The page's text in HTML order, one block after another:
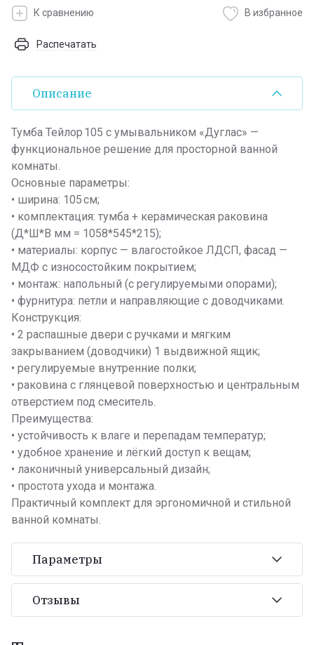
К сравнению В избранное
Распечатать
Описание
Тумба Тейлор 105 с умывальником «Дуглас» —
функциональное решение для просторной ванной
комнаты.
Основные параметры:
• ширина: 105 см;
• комплектация: тумба + керамическая раковина
(Д*Ш*В мм = 1058*545*215);
• материалы: корпус — влагостойкое ЛДСП, фасад —
МДФ с износостойким покрытием;
• монтаж: напольный (с регулируемыми опорами);
• фурнитура: петли и направляющие с доводчиками.
Конструкция:
• 2 распашные двери с ручками и мягким
закрыванием (доводчики) 1 выдвижной ящик;
• регулируемые внутренние полки;
• раковина с глянцевой поверхностью и центральным
отверстием под смеситель.
Преимущества:
• устойчивость к влаге и перепадам температур;
• удобное хранение и лёгкий доступ к вещам;
• лаконичный универсальный дизайн;
• простота ухода и монтажа.
Практичный комплект для эргономичной и стильной
ванной комнаты.
Параметры
Отзывы